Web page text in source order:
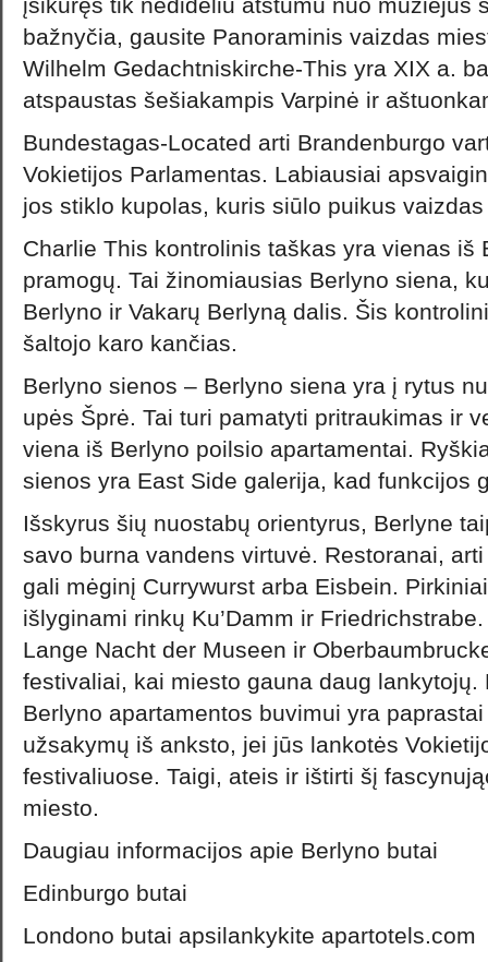
bažnyčia, gausite Panoraminis vaizdas
Wilhelm Gedachtniskirche-This yra XIX a.
atspaustas šešiakampis Varpinė ir
Bundestagas-Located arti Brandenburgo
Vokietijos Parlamentas. Labiausiai
jos stiklo kupolas, kuris siūlo puikus
Charlie This kontrolinis taškas yra vienas iš
pramogų. Tai žinomiausias Berlyno siena,
Berlyno ir Vakarų Berlyną dalis. Šis
šaltojo karo kančias.
Berlyno sienos – Berlyno siena yra į rytus
upės Šprė. Tai turi pamatyti pritraukimas ir
viena iš Berlyno poilsio apartamentai.
sienos yra East Side galerija, kad funkcijos
Išskyrus šių nuostabų orientyrus, Berlyne
savo burna vandens virtuvė. Restoranai,
gali mėginį Currywurst arba Eisbein.
išlyginami rinkų Ku’Damm ir
Lange Nacht der Museen ir
festivaliai, kai miesto gauna daug
Berlyno apartamentos buvimui yra
užsakymų iš anksto, jei jūs lankotės
festivaliuose. Taigi, ateis ir ištirti šį
miesto.
Daugiau informacijos apie Berlyno butai
Edinburgo butai
Londono butai apsilankykite apartotels.com